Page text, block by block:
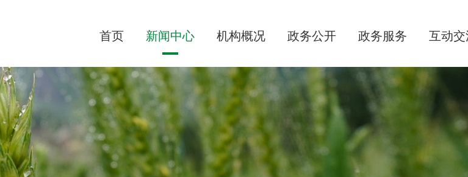
首页 新闻中心 机构概况 政务公开 政务服务 互动交